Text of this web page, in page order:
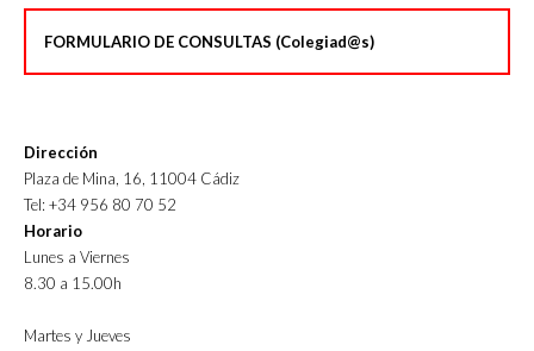
FORMULARIO DE CONSULTAS (Colegiad@s)
Dirección
Plaza de Mina, 16, 11004 Cádiz
Tel: +34 956 80 70 52
Horario
Lunes a Viernes
8.30 a 15.00h
Martes y Jueves